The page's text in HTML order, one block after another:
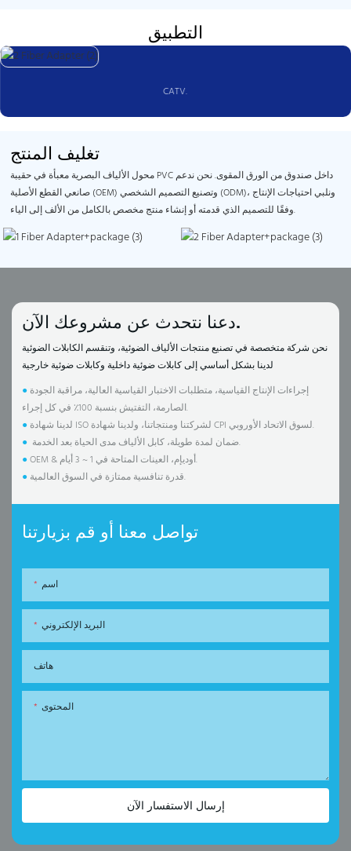
التطبيق
CATV.
تغليف المنتج
محول الألياف البصرية معبأة في حقيبة PVC داخل صندوق من الورق المقوى. نحن ندعم
صانعي القطع الأصلية (OEM) وتصنيع التصميم الشخصي (ODM)، ونلبي احتياجات الإنتاج
وفقًا للتصميم الذي قدمته أو إنشاء منتج مخصص بالكامل من الألف إلى الياء.
دعنا نتحدث عن مشروعك الآن.
نحن شركة متخصصة في تصنيع منتجات الألياف الضوئية، وتنقسم الكابلات الضوئية
● إجراءات الإنتاج القياسية، متطلبات الاختبار القياسية العالية، مراقبة الجودة
الصارمة، التفتيش بنسبة 100٪ في كل إجراء.
●
لدينا شهادة ISO لشركتنا ومنتجاتنا، ولدينا شهادة CPI لسوق الاتحاد الأوروبي.
●
ضمان لمدة طويلة، كابل الألياف مدى الحياة بعد الخدمة.
●
OEM & أوديإم، العينات المتاحة في 1 ~ 3 أيام.
●
قدرة تنافسية ممتازة في السوق العالمية.
تواصل معنا أو قم بزيارتنا
اسم
البريد الإلكتروني
هاتف
المحتوى
إرسال الاستفسار الآن